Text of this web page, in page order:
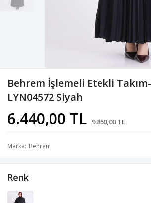
Behrem İşlemeli Etekli Takım-
LYN04572 Siyah
6.440,00 TL 9.860,00 TL
Marka Behrem
Renk